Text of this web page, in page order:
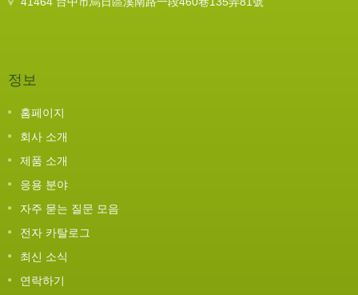
정보
홈페이지
회사 소개
제품 소개
응용 분야
자주 묻는 질문 모음
전자 카탈로그
최신 소식
연락하기